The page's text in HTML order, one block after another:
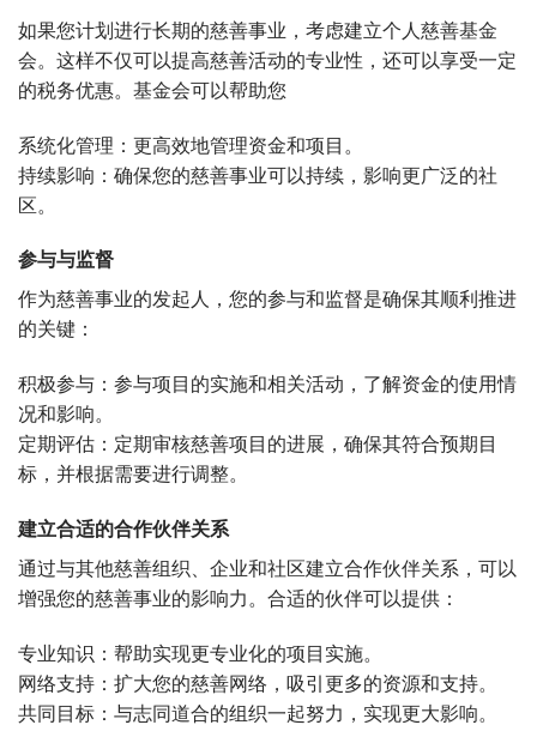
如果您计划进行长期的慈善事业，考虑建立个人慈善基金
会。这样不仅可以提高慈善活动的专业性，还可以享受一定
的税务优惠。基金会可以帮助您
系统化管理：更高效地管理资金和项目。
持续影响：确保您的慈善事业可以持续，影响更广泛的社
区。
参与与监督
作为慈善事业的发起人，您的参与和监督是确保其顺利推进
的关键：
积极参与：参与项目的实施和相关活动，了解资金的使用情
况和影响。
定期评估：定期审核慈善项目的进展，确保其符合预期目
标，并根据需要进行调整。
建立合适的合作伙伴关系
通过与其他慈善组织、企业和社区建立合作伙伴关系，可以
增强您的慈善事业的影响力。合适的伙伴可以提供：
专业知识：帮助实现更专业化的项目实施。
网络支持：扩大您的慈善网络，吸引更多的资源和支持。
共同目标：与志同道合的组织一起努力，实现更大影响。